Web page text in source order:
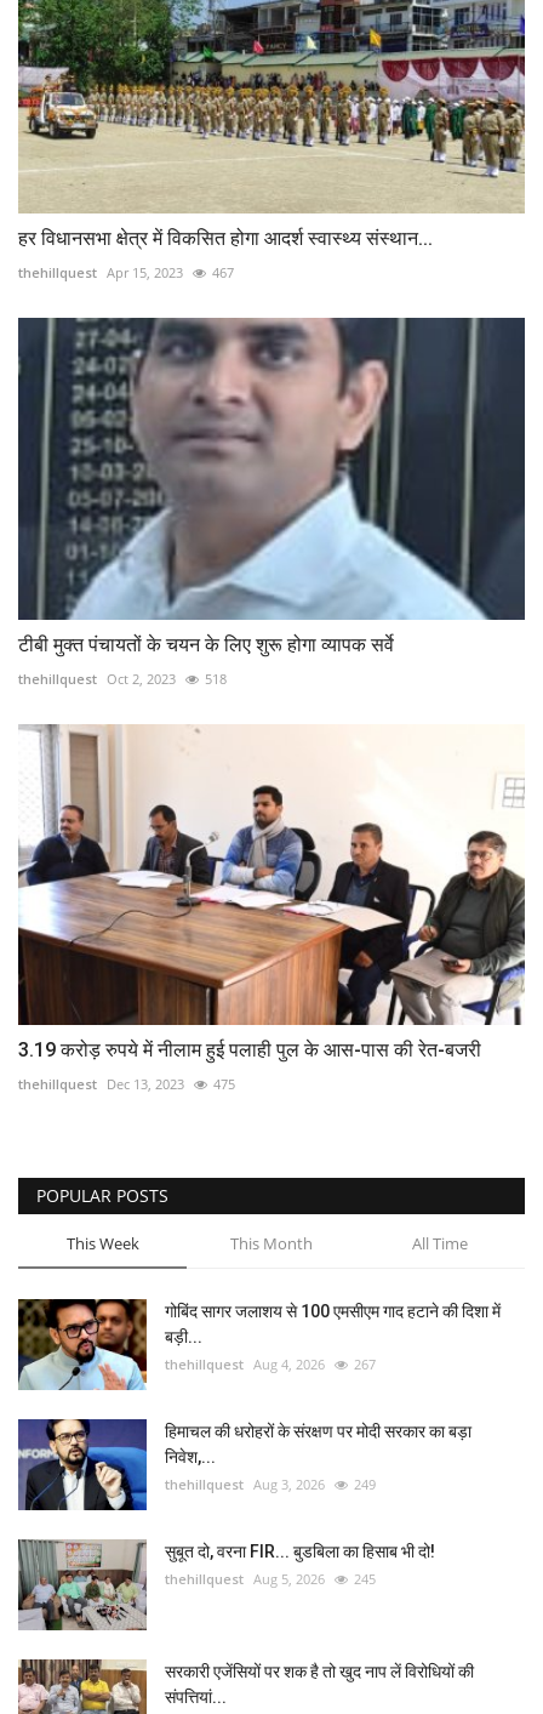
हर विधानसभा क्षेत्र में विकसित होगा आदर्श स्वास्थ्य संस्थान...
thehillquest Apr 15, 2023 467
टीबी मुक्त पंचायतों के चयन के लिए शुरू होगा व्यापक सर्वे
thehillquest Oct 2, 2023 518
3.19 करोड़ रुपये में नीलाम हुई पलाही पुल के आस-पास की रेत-बजरी
thehillquest Dec 13, 2023 475
POPULAR POSTS
This Week This Month All Time
गोबिंद सागर जलाशय से 100 एमसीएम गाद हटाने की दिशा में
बड़ी...
thehillquest Aug 4, 2026 267
हिमाचल की धरोहरों के संरक्षण पर मोदी सरकार का बड़ा
निवेश,...
thehillquest Aug 3, 2026 249
सुबूत दो, वरना FIR... बुडबिला का हिसाब भी दो!
thehillquest Aug 5, 2026 245
सरकारी एजेंसियों पर शक है तो खुद नाप लें विरोधियों की
संपत्तियां...